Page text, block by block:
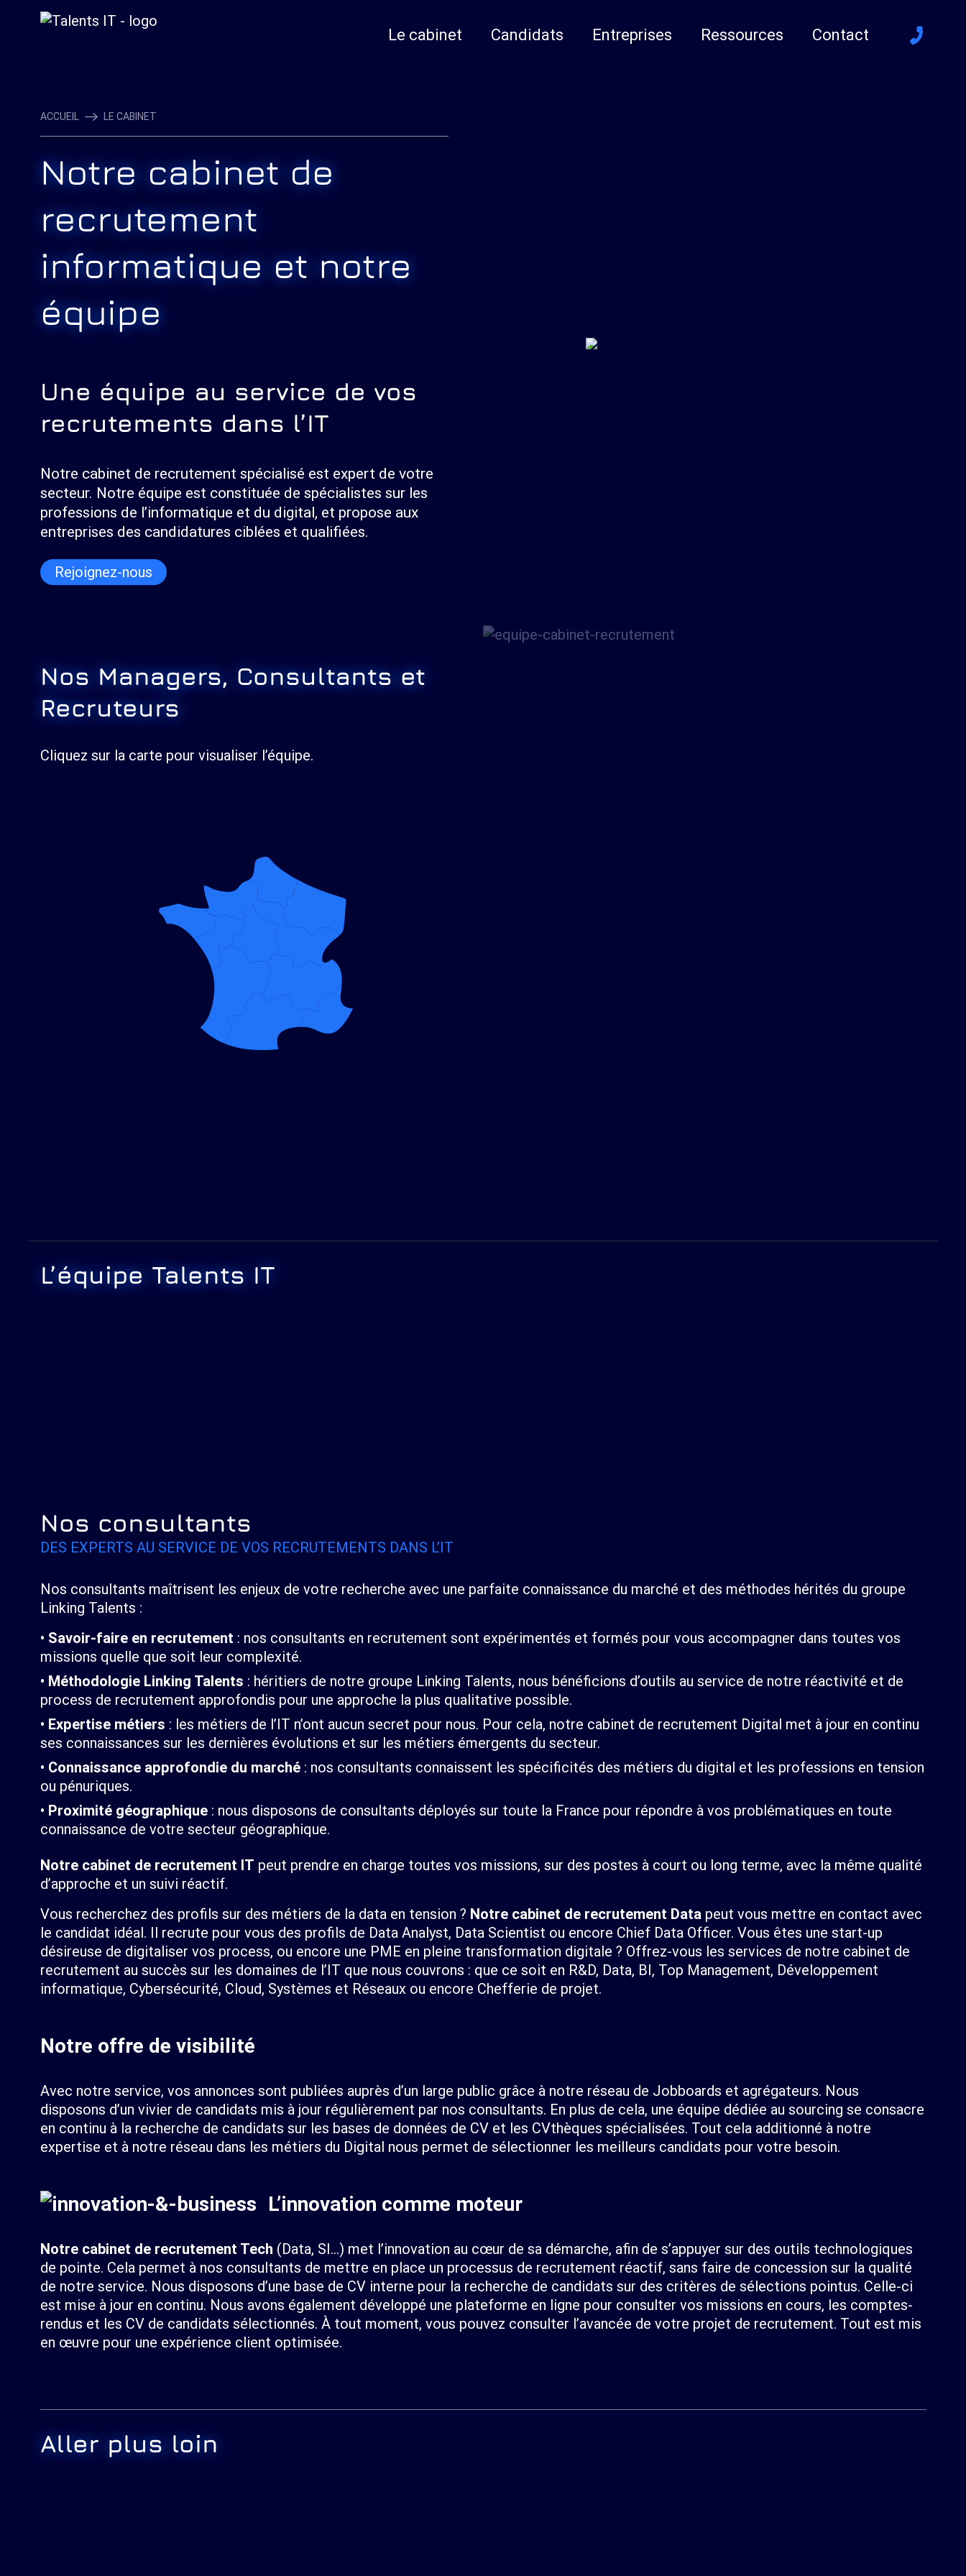
Le cabinet Candidats Entreprises Ressources Contact
ACCUEIL LE CABINET
Notre cabinet de
recrutement
informatique et notre
équipe
Une équipe au service de vos
recrutements dans l’IT
Notre cabinet de recrutement spécialisé est expert de votre
secteur. Notre équipe est constituée de spécialistes sur les
professions de l’informatique et du digital, et propose aux
entreprises des candidatures ciblées et qualifiées.
Rejoignez-nous
Nos Managers, Consultants et
Recruteurs
Cliquez sur la carte pour visualiser l’équipe.
L’équipe Talents IT
Nos consultants
DES EXPERTS AU SERVICE DE VOS RECRUTEMENTS DANS L’IT
Nos consultants maîtrisent les enjeux de votre recherche avec une parfaite connaissance du marché et des méthodes hérités du groupe
Linking Talents :
Savoir-faire en recrutement: nos consultants en recrutement sont expérimentés et formés pour vous accompagner dans toutes vos
missions quelle que soit leur complexité.
Méthodologie Linking Talents : héritiers de notre groupe Linking Talents, nous bénéficions d’outils au service de notre réactivité et de
process de recrutement approfondis pour une approche la plus qualitative possible.
Expertise métiers : les métiers de l’IT n’ont aucun secret pour nous. Pour cela, notre cabinet de recrutement Digital met à jour en continu
ses connaissances sur les dernières évolutions et sur les métiers émergents du secteur.
Connaissance approfondie du marché: nos consultants connaissent les spécificités des métiers du digital et les professions en tension
ou pénuriques.
Proximité géographique: nous disposons de consultants déployés sur toute la France pour répondre à vos problématiques en toute
connaissance de votre secteur géographique.
Notre cabinet de recrutement IT peut prendre en charge toutes vos missions, sur des postes à court ou long terme, avec la même qualité
d’approche et un suivi réactif.
Vous recherchez des profils sur des métiers de la data en tension ? Notre cabinet de recrutement Data peut vous mettre en contact avec
le candidat idéal. Il recrute pour vous des profils de Data Analyst, Data Scientist ou encore Chief Data Officer. Vous êtes une start-up
désireuse de digitaliser vos process, ou encore une PME en pleine transformation digitale ? Offrez-vous les services de notre cabinet de
recrutement au succès sur les domaines de l’IT que nous couvrons : que ce soit en R&D, Data, BI, Top Management, Développement
informatique, Cybersécurité, Cloud, Systèmes et Réseaux ou encore Chefferie de projet.
Notre offre de visibilité
Avec notre service, vos annonces sont publiées auprès d’un large public grâce à notre réseau de Jobboards et agrégateurs. Nous
disposons d’un vivier de candidats mis à jour régulièrement par nos consultants. En plus de cela, une équipe dédiée au sourcing se consacre
en continu à la recherche de candidats sur les bases de données de CV et les CVthèques spécialisées. Tout cela additionné à notre
expertise et à notre réseau dans les métiers du Digital nous permet de sélectionner les meilleurs candidats pour votre besoin.
L’innovation comme moteur
Notre cabinet de recrutement Tech (Data, SI…) met l’innovation au cœur de sa démarche, afin de s’appuyer sur des outils technologiques
de pointe. Cela permet à nos consultants de mettre en place un processus de recrutement réactif, sans faire de concession sur la qualité
de notre service. Nous disposons d’une base de CV interne pour la recherche de candidats sur des critères de sélections pointus. Celle-ci
est mise à jour en continu. Nous avons également développé une plateforme en ligne pour consulter vos missions en cours, les comptes-
rendus et les CV de candidats sélectionnés. À tout moment, vous pouvez consulter l’avancée de votre projet de recrutement. Tout est mis
en œuvre pour une expérience client optimisée.
Aller plus loin